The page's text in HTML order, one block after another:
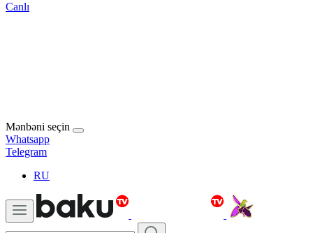
Canlı
Mənbəni seçin
Whatsapp
Telegram
RU